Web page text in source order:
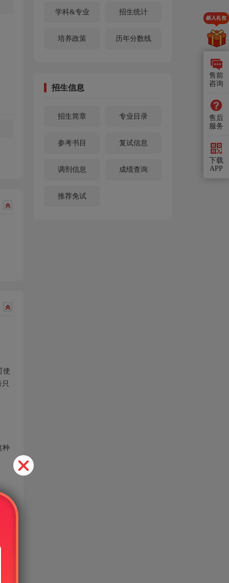
使
种
学科&专业 招生统计
培养政策 历年分数线
招生信息
招生简章 专业目录
参考书目 复试信息
调剂信息 成绩查询
推荐免试
售前
咨询
售后
服务
下载
APP